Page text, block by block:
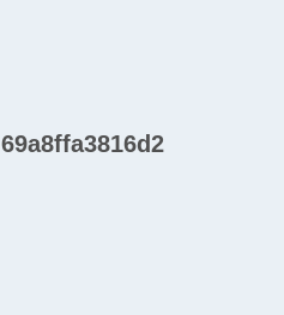
69a8ffa3816d2